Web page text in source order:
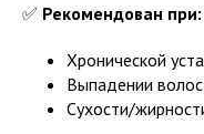
✅ Рекомендован при:
Хронической
Выпадении
Сухости/